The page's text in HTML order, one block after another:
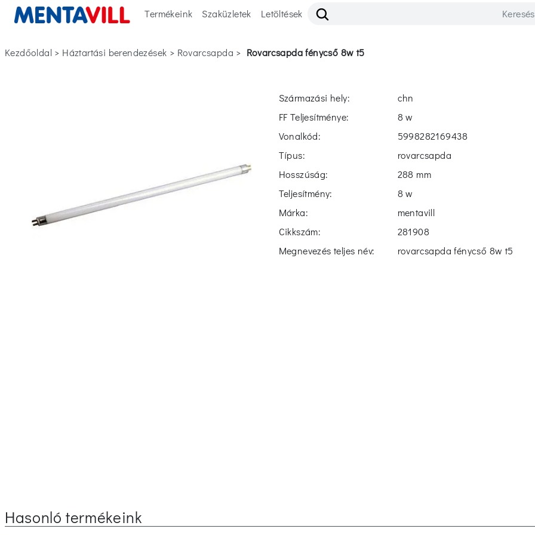
Termékeink Szaküzletek Letöltések
Kezdőoldal > háztartási berendezések > rovarcsapda > rovarcsapda fénycső 8w t5
Származási hely:
chn
FF Teljesítménye:
8 w
Vonalkód:
5998282169438
Típus:
rovarcsapda
Hosszúság:
288 mm
Teljesítmény:
8 w
Márka:
mentavill
Cikkszám:
281908
Megnevezés teljes név:
rovarcsapda fénycső 8w t5
Hasonló termékeink